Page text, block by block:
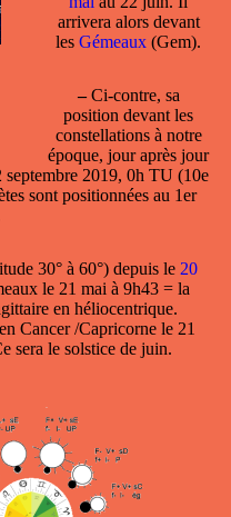
arrivera alors devant
les Gémeaux (Gem).
–Ci-contre, sa
position devant les
constellations à notre
époque, jour après jour
2019, 0h TU (10e
sont positionnées au 1er
30° à 60°) depuis le 20
le 21 mai à 9h43= la
en héliocentrique.
Cancer /Capricorne le 21
sera le solstice de juin.